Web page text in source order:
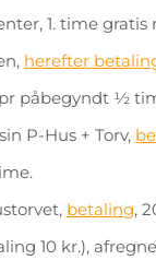
1. time gratis
, herefter
påbegyndt ½
P-Hus + Torv,
betaling,
10 kr.),